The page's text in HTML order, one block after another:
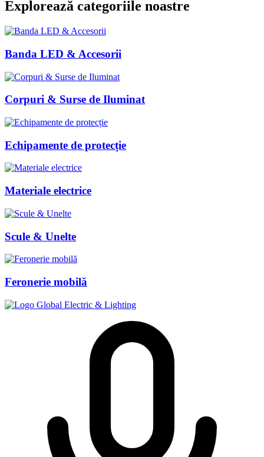
Explorează categoriile noastre
Banda LED & Accesorii
Corpuri & Surse de Iluminat
Echipamente de protecție
Materiale electrice
Scule & Unelte
Feronerie mobilă